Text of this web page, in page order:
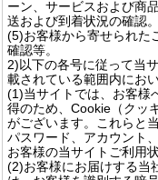
ーン、サービスおよび商
送および到着状況の確認。
(5)お客様から寄せられた
確認等。
2)以下の各号に従って当
載されている範囲内にお
(1)当サイトでは、お客様
得のため、Cookie（クッ
がございます。これらと
パスワード、アカウント
お客様の当サイトご利用
(2)お客様にお届けする当